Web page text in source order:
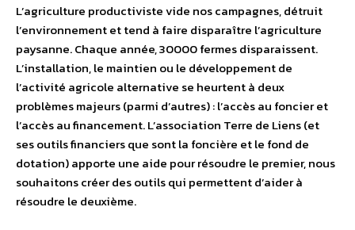
L’agriculture productiviste vide nos campagnes, détruit
l’environnement et tend à faire disparaître l’agriculture
paysanne. Chaque année, 30000 fermes disparaissent.
L’installation, le maintien ou le développement de
l’activité agricole alternative se heurtent à deux
problèmes majeurs (parmi d’autres) : l’accès au foncier et
l’accès au financement. L’association Terre de Liens (et
ses outils financiers que sont la foncière et le fond de
dotation) apporte une aide pour résoudre le premier, nous
souhaitons créer des outils qui permettent d’aider à
résoudre le deuxième.